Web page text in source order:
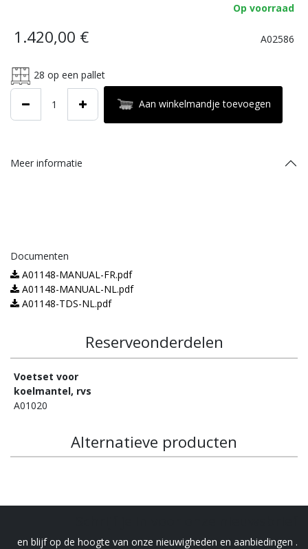
Op voorraad
1.420,00 € A02586
28 op een pallet
Aan winkelmandje toevoegen
Meer informatie
Documenten
A01148-MANUAL-FR.pdf
A01148-MANUAL-NL.pdf
A01148-TDS-NL.pdf
Reserveonderdelen
Voetset voor
koelmantel, rvs
A01020
Alternatieve producten
en blijf op de hoogte van onze nieuwigheden en aanbiedingen .